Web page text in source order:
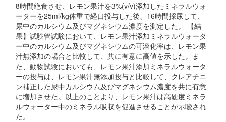
8時間絶食させ、レモン果汁を3%(v/v)添加したミネラルウォ
ーターを25ml/kg体重で経口投与した後、16時間採尿して、
尿中のカルシウム及びマグネシウム濃度を測定した。 【結
果】試験管試験において、レモン果汁添加ミネラルウォータ
ー中のカルシウム及びマグネシウムの可溶化率は、レモン果
汁無添加の場合と比較して、共に有意に高値を示した。ま
た、動物試験においても、レモン果汁添加ミネラルウォータ
ーの投与は、レモン果汁無添加投与と比較して、クレアチニ
ン補正した尿中カルシウム及びマグネシウム濃度を共に有意
に増加させた。以上のことより、レモン果汁は高硬度ミネラ
ルウォーター中のミネラル吸収を促進させることが示唆され
た。